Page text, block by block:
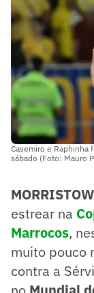
Casemiro e Raphinha
sábado (Foto: Mauro
estrear na
Marrocos,
muito pouco
contra a